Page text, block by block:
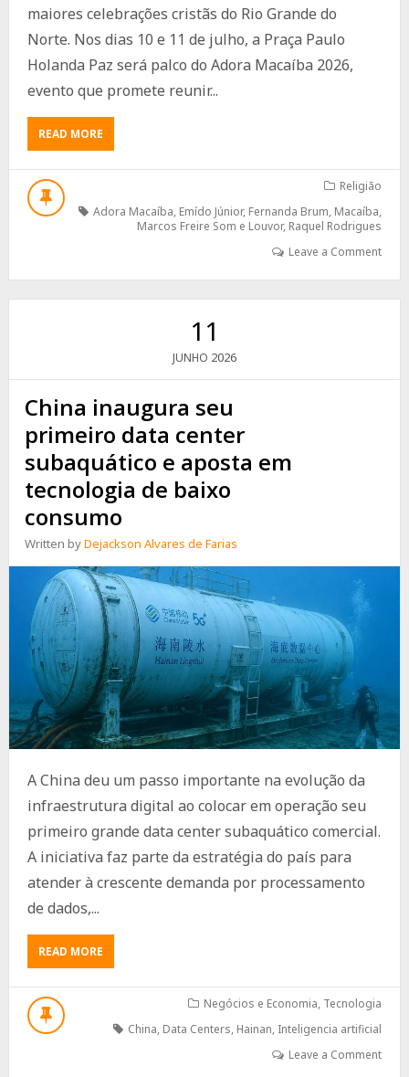
maiores celebrações cristãs do Rio Grande do
Norte. Nos dias 10 e 11 de julho, a Praça Paulo
Holanda Paz será palco do Adora Macaíba 2026,
evento que promete reunir...
READ MOREABOUT
ADORA
MACAÍBA
QUE
Religião
Adora Macaíba, Emído Júnior, Fernanda Brum, Macaíba,
Marcos Freire Som e Louvor, Raquel Rodrigues
Leave a Comment
11
JUNHO 2026
China inaugura seu
primeiro data center
subaquático e aposta em
tecnologia de baixo
consumo
Written byDejackson Alvares de Farias
A China deu um passo importante na evolução da
infraestrutura digital ao colocar em operação seu
primeiro grande data center subaquático comercial.
A iniciativa faz parte da estratégia do país para
atender à crescente demanda por processamento
de dados,...
READ MOREABOUT
CHINA
INAUGURA
PRIMEIRO
DATA
Negócios e Economia, Tecnologia
China, Data Centers, Hainan, Inteligencia artificial
Leave a Comment